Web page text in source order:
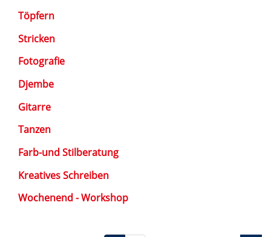
Töpfern
Stricken
Fotografie
Djembe
Gitarre
Tanzen
Farb-und Stilberatung
Kreatives Schreiben
Wochenend - Workshop